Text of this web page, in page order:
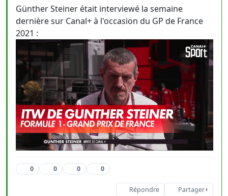
Günther Steiner était interviewé la semaine
dernière sur Canal+ à l'occasion du GP de France
2021 :
0 0 0 0
Répondre Partager